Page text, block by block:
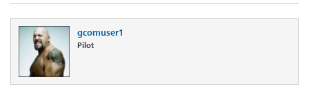
gcomuser1
Pilot